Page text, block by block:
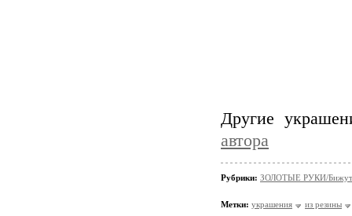
Другие
aвторa
Рубрики: ЗОЛОТЫЕ РУКИ/
Метки: украшения из резины